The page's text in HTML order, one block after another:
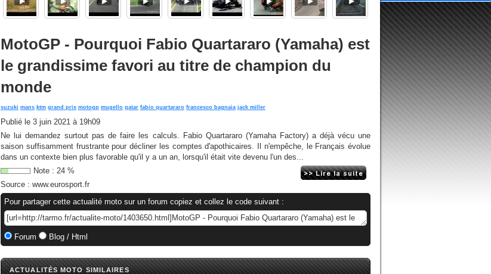
MotoGP - Pourquoi Fabio Quartararo (Yamaha) est
le grandissime favori au titre de champion du
monde
suzuki mans ktm grand prix motogp mugello qatar fabio quartararo francesco bagnaia jack miller
Publié le 3 juin 2021 à 19h09
Ne lui demandez surtout pas de faire les calculs. Fabio Quartararo (Yamaha Factory) a déjà vécu une
saison suffisamment frustrante pour décliner les comptes d'apothicaires. Il n'empêche, le Français évolue
dans un contexte bien plus favorable qu'il y a un an, lorsqu'il était vite devenu l'un des...
Note : 24 %
Source : www.eurosport.fr
Pour partager cette actualité moto sur un forum copiez et collez le code suivant :
Forum Blog / Html
ACTUALITÉS MOTO SIMILAIRES